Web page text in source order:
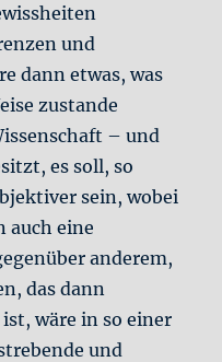
und
dann etwas, was
zustande
– und
es soll, so
sein, wobei
auch eine
anderem,
das dann
wäre in so einer
und